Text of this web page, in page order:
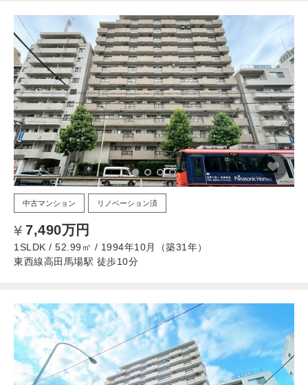
中古マンション リノベーション済
7,490万円
1SLDK / 52.99㎡ / 1994年10月（築31年）
東西線高田馬場駅 徒歩10分